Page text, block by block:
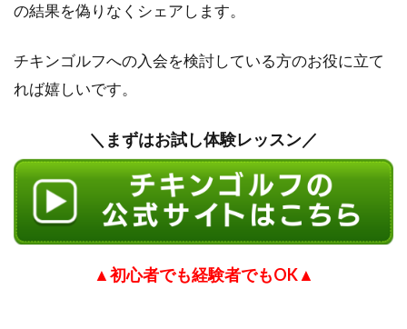
の結果を偽りなくシェアします。
チキンゴルフへの入会を検討している方のお役に立て
れば嬉しいです。
＼まずはお試し体験レッスン／
▲初心者でも経験者でもOK▲